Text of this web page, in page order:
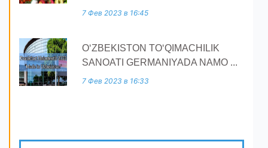
7 Фев 2023 в 16:45
O‘ZBEKISTON TO‘QIMACHILIK
SANOATI GERMANIYADA NAMO ...
7 Фев 2023 в 16:33